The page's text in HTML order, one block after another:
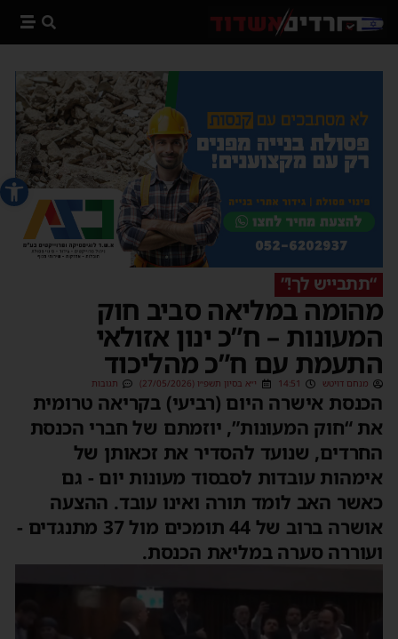
פתח
“תתבייש לך!”
מהומה במליאה סביב חוק
המעונות – ח”כ ינון אזולאי
התעמת עם ח”כ מהליכוד
מנחם דויטש 14:51 י״א בסיון תשפ״ו (27/05/2026) תגובות
הכנסת אישרה היום (רביעי) בקריאה טרומית
את “חוק המעונות”, יוזמתם של חברי הכנסת
החרדים, שנועד להסדיר את זכאותן של
אימהות עובדות לסבסוד מעונות יום - גם
כאשר האב לומד תורה ואינו עובד. ההצעה
אושרה ברוב של 44 תומכים מול 37 מתנגדים -
ועוררה סערה במליאת הכנסת.